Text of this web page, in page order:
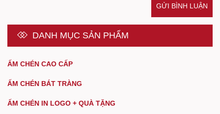
GỬI BÌNH LUẬN
DANH MỤC SẢN PHẨM
ẤM CHÉN CAO CẤP
ẤM CHÉN BÁT TRÀNG
ẤM CHÉN IN LOGO + QUÀ TẶNG